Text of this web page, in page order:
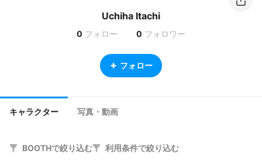
Uchiha Itachi
0 フォロー 0 フォロワー
フォロー
キャラクター 写真・動画
BOOTHで絞り込む 利用条件で絞り込む